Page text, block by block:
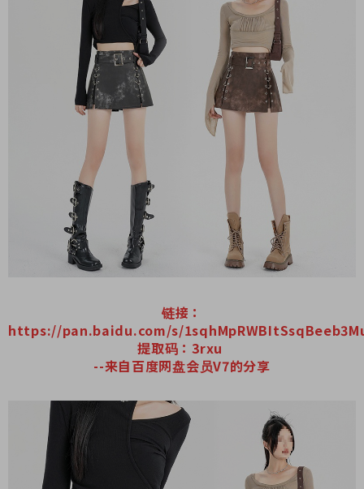
链接：
https://pan.baidu.com/s/
提取码：3rxu
--来自百度网盘会员V7的分享